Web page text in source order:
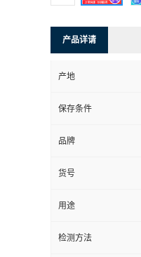
产品详请
产地
保存条件
品牌
货号
用途
检测方法